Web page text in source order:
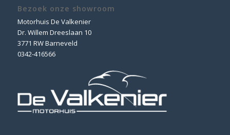
Bezoek onze showroom
Motorhuis De Valkenier
Dr. Willem Dreeslaan 10
3771 RW Barneveld
0342-416566